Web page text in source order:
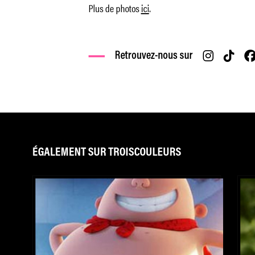
Plus de photosici.
Retrouvez-nous sur
ÉGALEMENT SUR TROISCOULEURS